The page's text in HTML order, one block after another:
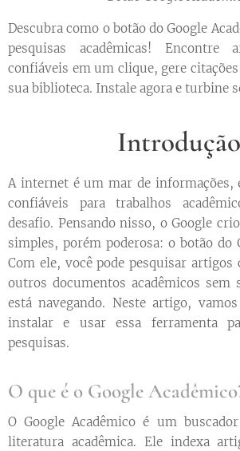
Descubra como o botão do Google
pesquisas acadêmicas! Encontre
confiáveis em um clique, gere
sua biblioteca. Instale agora e turbine
Introdução
A internet é um mar de informações,
confiáveis para trabalhos
desafio. Pensando nisso, o Google
simples, porém poderosa: o botão do
Com ele, você pode pesquisar
outros documentos acadêmicos sem
está navegando. Neste artigo,
instalar e usar essa ferramenta
pesquisas.
O que é o Google
O Google Acadêmico é um
literatura acadêmica. Ele indexa